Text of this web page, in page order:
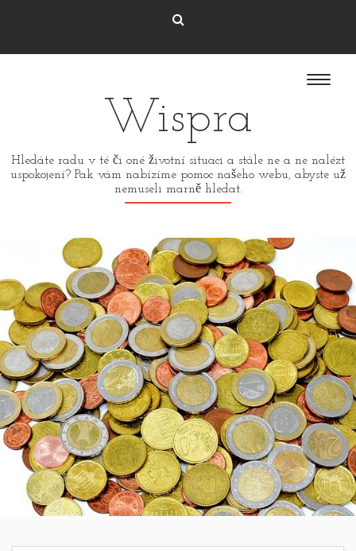
Wispra
Hledáte radu v té či oné životní situaci a stále ne a ne nalézt
uspokojení? Pak vám nabízíme pomoc našeho webu, abyste už
nemuseli marně hledat.